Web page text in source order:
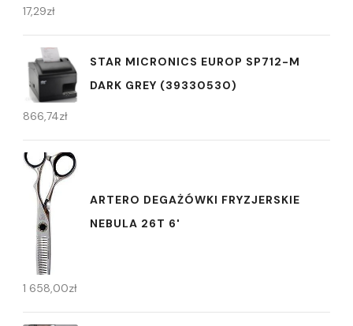
17,29zł
STAR MICRONICS EUROP SP712-M
DARK GREY (39330530)
866,74zł
ARTERO DEGAŻÓWKI FRYZJERSKIE
NEBULA 26T 6'
1 658,00zł